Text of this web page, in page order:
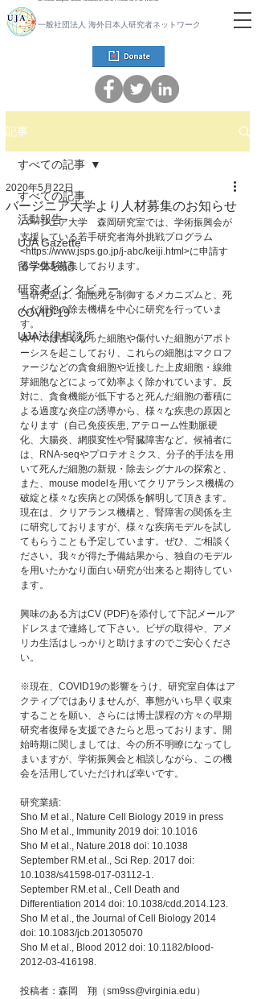
一般社団法人 海外日本人研究者ネットワーク
記事
すべての記事
活動報告
UJA Gazette
留学体験記
研究者インタビュー
COVID-19
UJA法律相談所
すべての記事
バージニア大学より人材募集のお知らせ
2020年5月22日
バージニア大学　森岡研究室では、学術振興会が
支援している若手研究者海外挑戦プログラム
<https://www.jsps.go.jp/j-abc/keiji.html>に申請す
る学生を募集しております。
当研究室は、細胞死を制御するメカニズムと、死
んだ細胞の除去機構を中心に研究を行っていま
す。
体中では古くなった細胞や傷付いた細胞がアポト
ーシスを起こしており、これらの細胞はマクロフ
ァージなどの貪食細胞や近接した上皮細胞・線維
芽細胞などによって効率よく除かれています。反
対に、貪食機能が低下すると死んだ細胞の蓄積に
よる過度な炎症の誘導から、様々な疾患の原因と
なります（自己免疫疾患, アテローム性動脈硬
化、大腸炎、網膜変性や腎臓障害など。候補者に
は、RNA-seqやプロテオミクス、分子的手法を用
いて死んだ細胞の新規・除去シグナルの探索と、
また、mouse modelを用いてクリアランス機構の
破綻と様々な疾病との関係を解明して頂きます。
現在は、クリアランス機構と、腎障害の関係を主
に研究しておりますが、様々な疾病モデルを試し
てもらうことも予定しています。ぜひ、ご相談く
ださい。我々が得た予備結果から、独自のモデル
を用いたかなり面白い研究が出来ると期待してい
ます。
興味のある方はCV (PDF)を添付して下記メールア
ドレスまで連絡して下さい。ビザの取得や、アメ
リカ生活はしっかりと助けますのでご安心くださ
い。
※現在、COVID19の影響をうけ、研究室自体はア
クティブではありませんが、事態がいち早く収束
することを願い、さらには博士課程の方々の早期
研究者復帰を支援できたらと思っております。開
始時期に関しましては、今の所不明瞭になってし
まいますが、学術振興会と相談しながら、この機
会を活用していただければ幸いです。
研究業績:
Sho M et al., Nature Cell Biology 2019 in press
Sho M et al., Immunity 2019 doi: 10.1016
Sho M et al., Nature.2018 doi: 10.1038
September RM.et al., Sci Rep. 2017 doi:
10.1038/s41598-017-03112-1.
September RM.et al., Cell Death and
Differentiation 2014 doi: 10.1038/cdd.2014.123.
Sho M et al., the Journal of Cell Biology 2014
doi: 10.1083/jcb.201305070
Sho M et al., Blood 2012 doi: 10.1182/blood-
2012-03-416198.
投稿者：森岡　翔（sm9ss@virginia.edu）